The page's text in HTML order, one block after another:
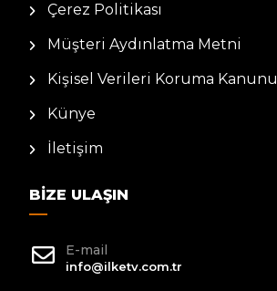
Çerez Politikası
Müşteri Aydınlatma Metni
Kişisel Verileri Koruma Kanunu
Künye
İletişim
BIZE ULAŞIN
E-mail
info@ilketv.com.tr